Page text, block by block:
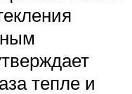
тепле и